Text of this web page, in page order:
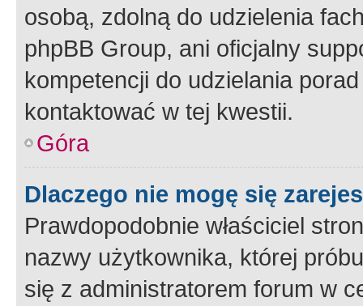
osobą, zdolną do udzielenia
phpBB Group, ani oficjalny
kompetencji do udzielania
kontaktować w tej kwestii.
Góra
Dlaczego nie mogę się
Prawdopodobnie właściciel
nazwy użytkownika, której
się z administratorem forum w